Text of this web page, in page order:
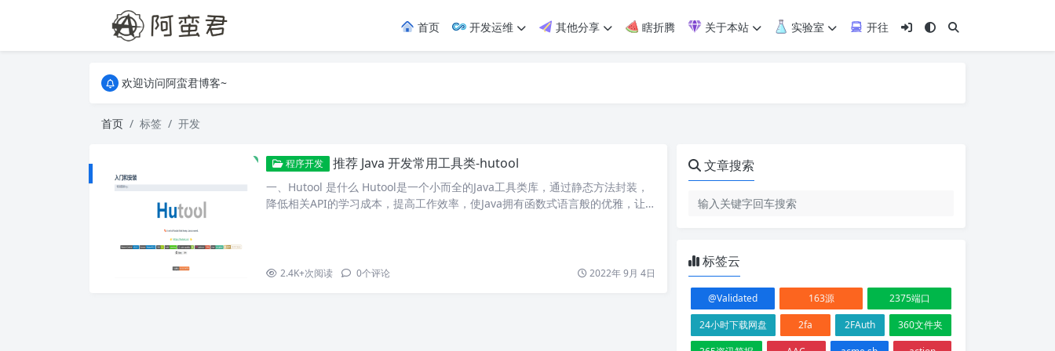
首页 开发运维 其他分享 瞎折腾 关于本站 实验室 开往
关于本站，有任何疑问都可以评论或留言。
欢迎访问阿蛮君博客~
欢迎访问阿蛮君博客~
首页 标签 开发
程序开发 推荐 Java 开发常用工具类-hutool
一、Hutool 是什么 Hutool是一个小而全的Java工具类库，通过静态方法封装，
降低相关API的学习成本，提高工作效率，使Java拥有函数式语言般的优雅，让Ja
2.4K+次阅读 0个评论 2022年 9月 4日
文章搜索
标签云
@Validated 163源
2375端口
24小时下载网盘
2fa 2FAuth
360文件夹